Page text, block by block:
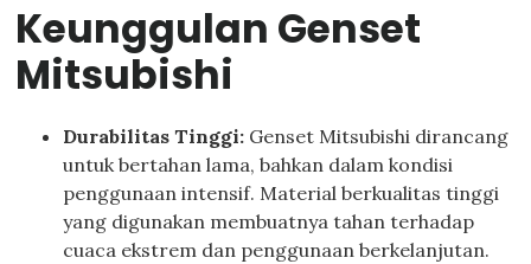
Keunggulan Genset
Mitsubishi
Durabilitas Tinggi: Genset Mitsubishi dirancang
untuk bertahan lama, bahkan dalam kondisi
penggunaan intensif. Material berkualitas tinggi
yang digunakan membuatnya tahan terhadap
cuaca ekstrem dan penggunaan berkelanjutan.